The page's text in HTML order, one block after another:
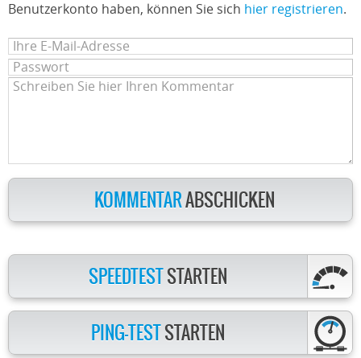
Benutzerkonto haben, können Sie sich hier registrieren.
KOMMENTARABSCHICKEN
SPEEDTESTSTARTEN
PING-TESTSTARTEN